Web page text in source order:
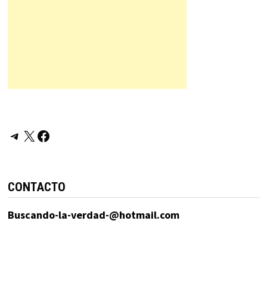
Telegram
X Facebook
CONTACTO
Buscando-la-verdad-@hotmail.com